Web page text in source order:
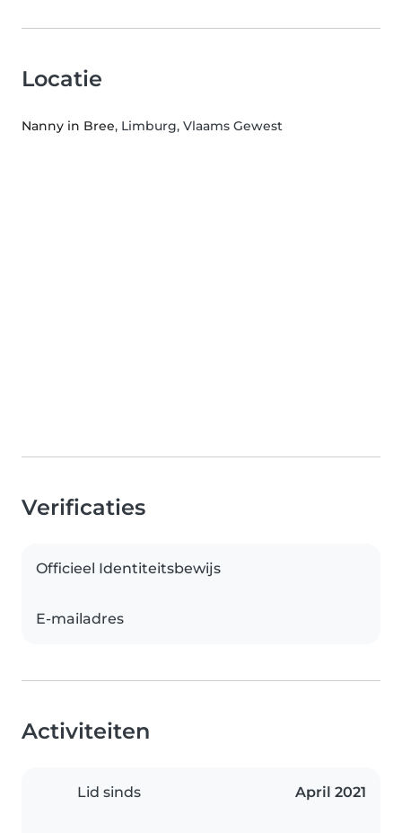
Locatie
Nanny in Bree, Limburg, Vlaams Gewest
Verificaties
Officieel Identiteitsbewijs
E-mailadres
Activiteiten
Lid sinds April 2021